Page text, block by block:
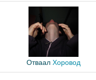
Отваал Хоровод